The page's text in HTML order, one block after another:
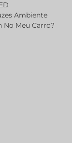
Ambiente
No Meu Carro?